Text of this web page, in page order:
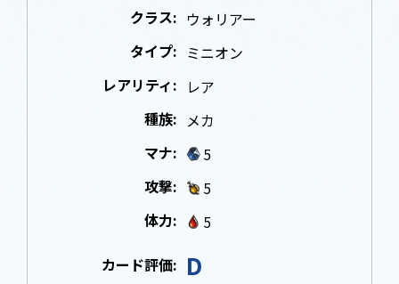
クラス: ウォリアー
タイプ: ミニオン
レアリティ: レア
種族: メカ
マナ:
5
攻撃:
5
体力:
5
カード評価: D